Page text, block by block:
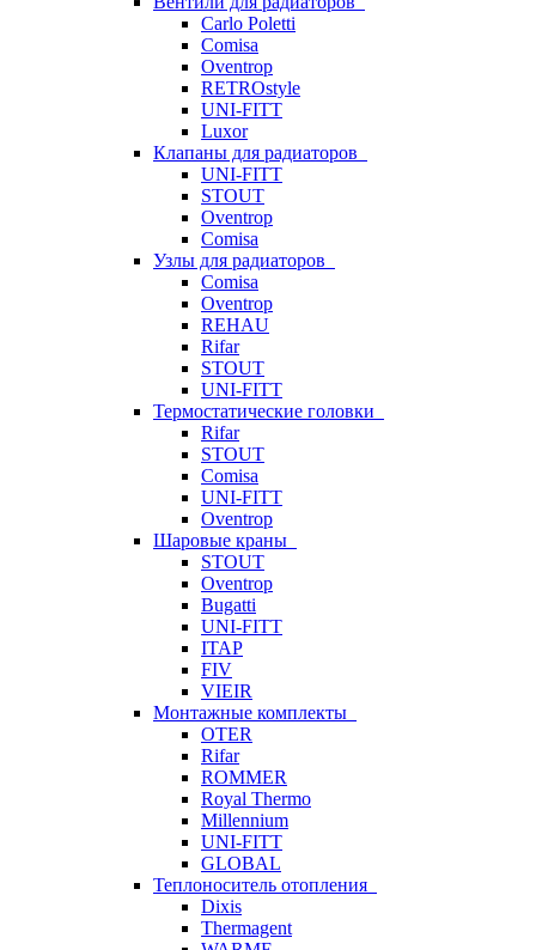
Carlo Poletti
Comisa
Oventrop
RETROstyle
UNI-FITT
Luxor
Клапаны для радиаторов
UNI-FITT
STOUT
Oventrop
Comisa
Узлы для радиаторов
Comisa
Oventrop
REHAU
Rifar
STOUT
UNI-FITT
Термостатические головки
Rifar
STOUT
Comisa
UNI-FITT
Oventrop
Шаровые краны
STOUT
Oventrop
Bugatti
UNI-FITT
ITAP
FIV
VIEIR
Монтажные комплекты
OTER
Rifar
ROMMER
Royal Thermo
Millennium
UNI-FITT
GLOBAL
Теплоноситель отопления
Dixis
Thermagent